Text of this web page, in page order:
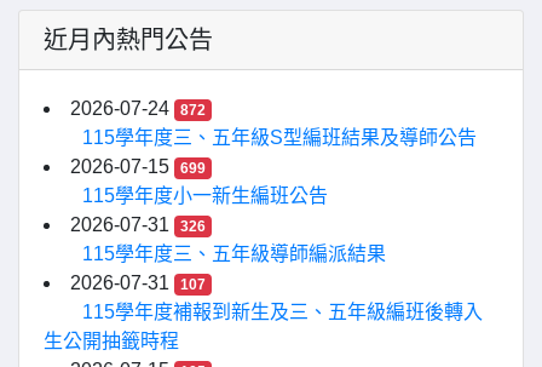
近月內熱門公告
2026-07-24 872
115學年度三、五年級S型編班結果及導師公告
2026-07-15
699
115學年度小一新生編班公告
2026-07-31
326
115學年度三、五年級導師編派結果
2026-07-31
107
115學年度補報到新生及三、五年級編班後轉入
生公開抽籤時程